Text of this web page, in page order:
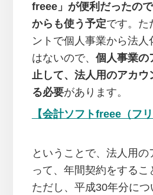
freee」が便利だったの
からも使う予定です。た
ントで個人事業から法人
はないので、 個人事業の
止して、法人用のアカウ
る必要があります。
【会計ソフトfreee（フリ
ということで、法人用
って、年間契約をするこ
ただし、平成30年分に